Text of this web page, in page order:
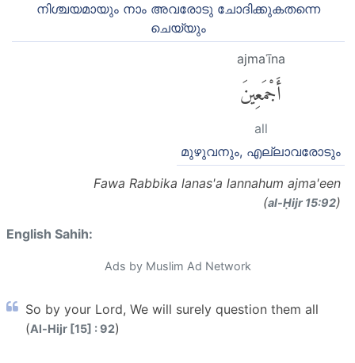
നിശ്ചയമായും നാം അവരോടു ചോദിക്കുകതന്നെ
ചെയ്യും
ajmaʿīna
أَجْمَعِينَ
all
മുഴുവനും, എല്ലാവരോടും
Fawa Rabbika lanas'a lannahum ajma'een
(al-Ḥijr 15:92)
English Sahih:
Ads by Muslim Ad Network
So by your Lord, We will surely question them all
(Al-Hijr [15] : 92)